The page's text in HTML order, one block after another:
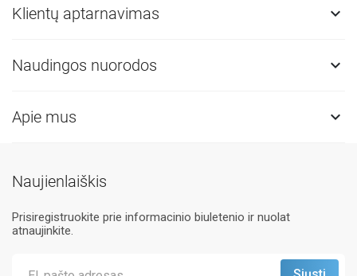
Klientų aptarnavimas 
Naudingos nuorodos 
Apie mus 
Naujienlaiškis
Prisiregistruokite prie informacinio biuletenio ir nuolat
atnaujinkite.